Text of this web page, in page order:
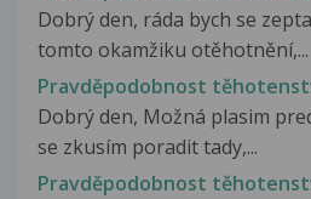
Dobrý den, ráda bych se
tomto okamžiku otěhotnění,...
Pravděpodobnost
Dobrý den, Možná plasim
se zkusím poradit tady,...
Pravděpodobnost